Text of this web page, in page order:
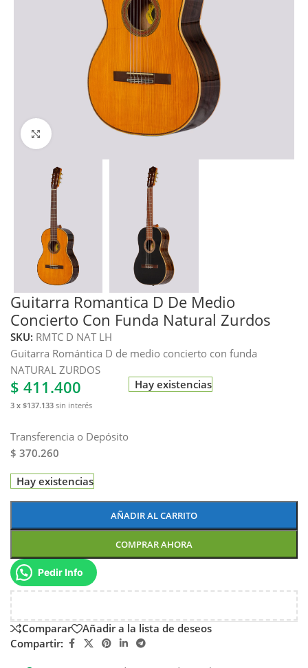
Haga clic para ampliar
Guitarra Romantica D De Medio
Concierto Con Funda Natural Zurdos
SKU: RMTC D NAT LH
Guitarra Romántica D de medio concierto con funda
NATURAL ZURDOS
$ 411.400
3 x $137.133 sin interés
Transferencia o Depósito
$ 370.260
Hay existencias
Hay existencias
AÑADIR AL CARRITO
COMPRAR AHORA
Pedir Info
Comparar
Añadir a la lista de deseos
Compartir: